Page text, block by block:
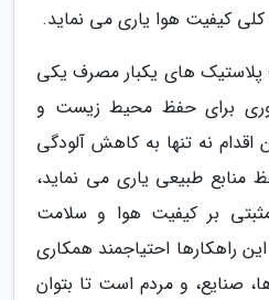
کیفیت هوا یاری می نماید.
های یکبار مصرف یکی
برای حفظ محیط زیست و
نه تنها به کاهش آلودگی
طبیعی یاری می نماید،
بر کیفیت هوا و سلامت
راهکارها احتیاجمند همکاری
صنایع، و مردم است تا بتوان